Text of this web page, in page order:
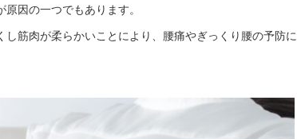
因の一つでもあります。
筋肉が柔らかいことにより、腰痛やぎっくり腰の予防に